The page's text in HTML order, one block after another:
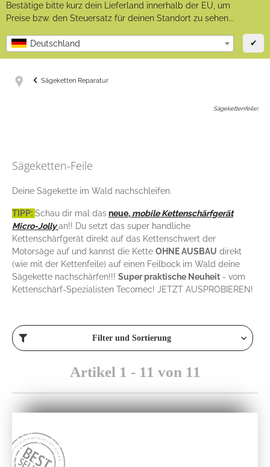
Bestätige bitte kurz dein Lieferland innerhalb der EU, um
Preise bzw. den Steuersatz für deinen Standort zu sehen...
Deutschland ✔
Sägeketten Reparatur
Sägekettenfeile:
Sägeketten-Feile
Deine Sägekette im Wald nachschleifen.
TIPP: Schau dir mal dasneue, mobileKettenschärfgerät
Micro-Jollyan!! Du setzt das super handliche
Kettenschärfgerät direkt auf das Kettenschwert der
Motorsäge auf und kannst die Kette OHNE AUSBAU direkt
(wie mit der Kettenfeile) auf einen Feilbock im Wald deine
Sägekette nachschärfen!!! Super praktische Neuheit - vom
Kettenschärf-Spezialisten Tecomec! JETZT AUSPROBIEREN!
Filter und Sortierung
Artikel 1 - 11 von 11